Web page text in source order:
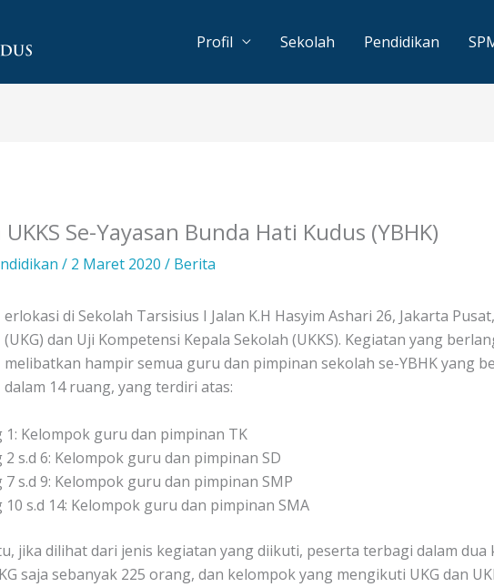
Profil Sekolah Pendidikan
UKKS Se-Yayasan Bunda Hati Kudus (YBHK)
/ 2 Maret 2020 / Berita
erlokasi di Sekolah Tarsisius I Jalan K.H Hasyim Ashari 26, Jakarta
(UKG) dan Uji Kompetensi Kepala Sekolah (UKKS). Kegiatan yang
melibatkan hampir semua guru dan pimpinan sekolah se-YBHK yang
dalam 14 ruang, yang terdiri atas:
1: Kelompok guru dan pimpinan TK
2 s.d 6: Kelompok guru dan pimpinan SD
7 s.d 9: Kelompok guru dan pimpinan SMP
10 s.d 14: Kelompok guru dan pimpinan SMA
jika dilihat dari jenis kegiatan yang diikuti, peserta terbagi dalam
saja sebanyak 225 orang, dan kelompok yang mengikuti UKG dan